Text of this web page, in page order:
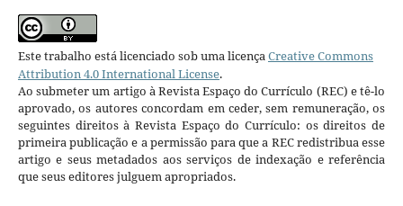
Este trabalho está licenciado sob uma licença Creative Commons
Attribution 4.0 International License.
Ao submeter um artigo à Revista Espaço do Currículo (REC) e tê-lo
aprovado, os autores concordam em ceder, sem remuneração, os
seguintes direitos à Revista Espaço do Currículo: os direitos de
primeira publicação e a permissão para que a REC redistribua esse
artigo e seus metadados aos serviços de indexação e referência
que seus editores julguem apropriados.